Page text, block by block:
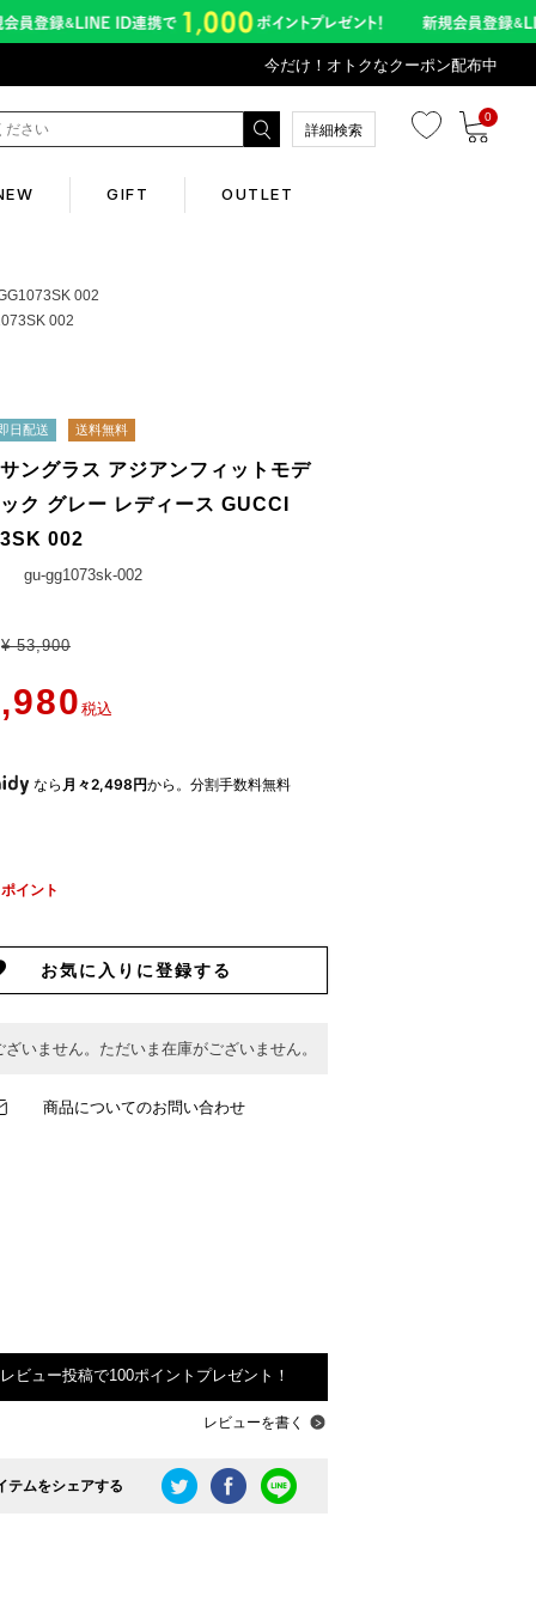
今だけ！オトクなクーポン配布中
詳細検索
0
GIFT OUTLET
abox
002
002
日配送 送料無料
ングラス アジアンフィットモデ
ク グレー レディース GUCCI
002
gu-gg1073sk-002
¥ 53,900
税込
なら 月々2,498円から。分割手数料無料
ポイント
お気に入りに登録する
ざいません。ただいま在庫がございません。
商品についてのお問い合わせ
ビュー投稿で100ポイントプレゼント！
レビューを書く
テムをシェアする